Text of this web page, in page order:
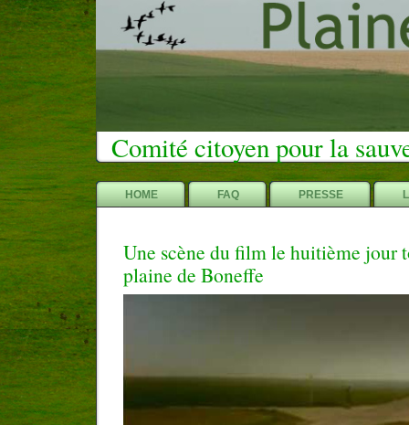
Comité citoyen pour la
HOME FAQ PRESSE
Une scène du film le huitième jour
plaine de Boneffe